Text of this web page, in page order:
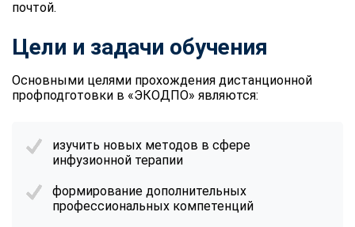
почтой.
Цели и задачи обучения
Основными целями прохождения дистанционной
профподготовки в «ЭКОДПО» являются:
изучить новых методов в сфере
инфузионной терапии
формирование дополнительных
профессиональных компетенций